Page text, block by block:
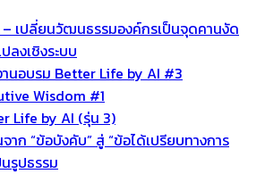
เปลี่ยนวัฒนธรรมองค์กรเป็นจุดคานงัด
ลงเชิงระบบ
นอบรม Better Life by AI #3
Wisdom #1
Life by AI (รุ่น 3)
าก “ข้อบังคับ” สู่ “ข้อได้เปรียบทางการ
รูปธรรม